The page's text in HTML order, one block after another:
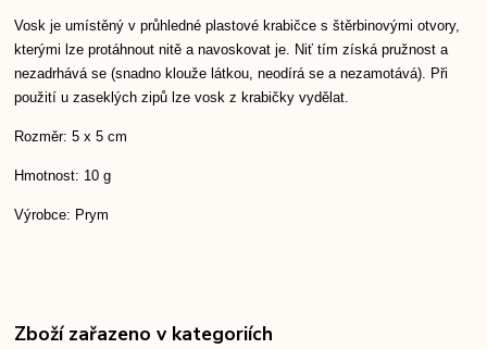
Vosk je umístěný v průhledné plastové krabičce s štěrbinovými otvory,
kterými lze protáhnout nitě a navoskovat je. Niť tím získá pružnost a
nezadrhává se (snadno klouže látkou, neodírá se a nezamotává). Při
použití u zaseklých zipů lze vosk z krabičky vydělat.
Rozměr: 5 x 5 cm
Hmotnost: 10 g
Výrobce: Prym
Zboží zařazeno v kategoriích